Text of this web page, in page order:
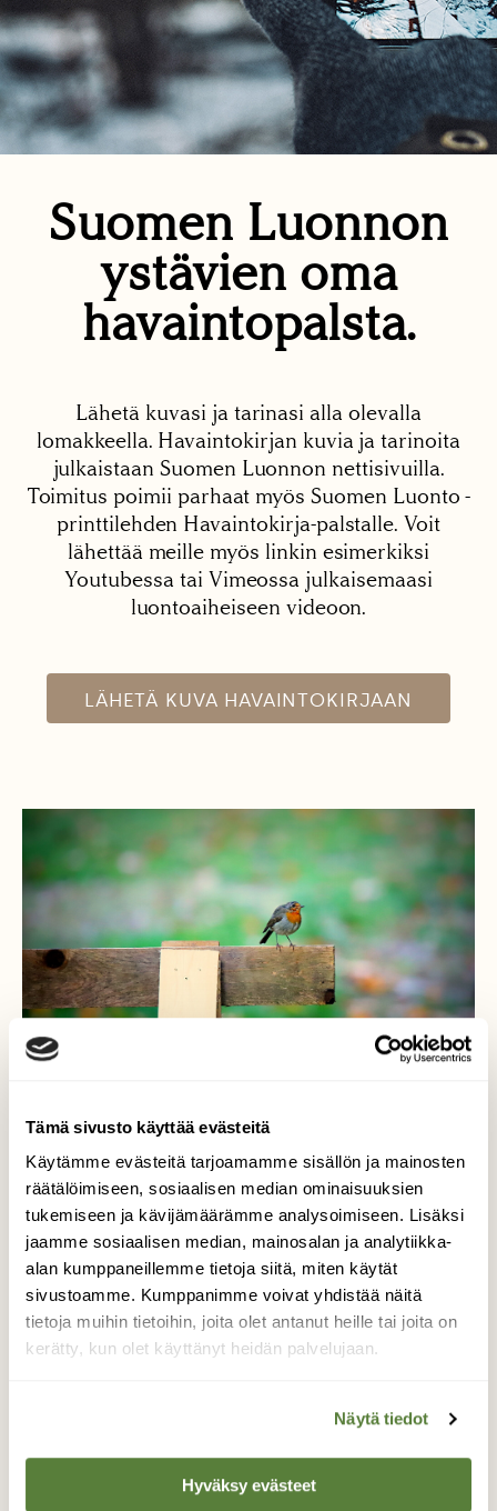
Tämä sivusto käyttää evästeitä
Käytämme evästeitä tarjoamamme sisällön ja mainosten
räätälöimiseen, sosiaalisen median ominaisuuksien
tukemiseen ja kävijämäärämme analysoimiseen. Lisäksi
jaamme sosiaalisen median, mainosalan ja analytiikka-
alan kumppaneillemme tietoja siitä, miten käytät
sivustoamme. Kumppanimme voivat yhdistää näitä
tietoja muihin tietoihin, joita olet antanut heille tai joita on
kerätty, kun olet käyttänyt heidän palvelujaan.
Näytä tiedot
Hyväksy evästeet
Suomen Luonnon
ystävien oma
havaintopalsta.
Lähetä kuvasi ja tarinasi alla olevalla
lomakkeella. Havaintokirjan kuvia ja tarinoita
julkaistaan Suomen Luonnon nettisivuilla.
Toimitus poimii parhaat myös Suomen Luonto -
printtilehden Havaintokirja-palstalle. Voit
lähettää meille myös linkin esimerkiksi
Youtubessa tai Vimeossa julkaisemaasi
luontoaiheiseen videoon.
LÄHETÄ KUVA HAVAINTOKIRJAAN
Punarinta ja vaahteran
lehdet
punarinta nökötti syysaamussa
vaahteralehtien joukossa,lehdet olivat kuin
irtokarkit
TAKAISIN LISTAAN